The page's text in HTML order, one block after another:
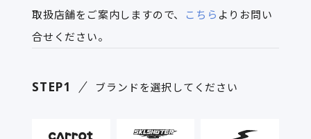
取扱店舗をご案内しますので、
こちら よりお問い
合せください。
STEP1 ブランドを選択してください